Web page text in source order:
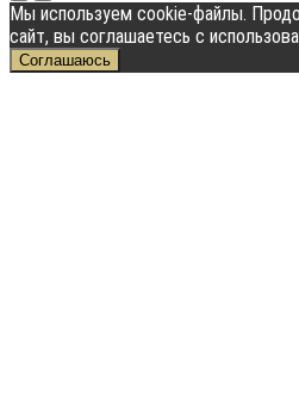
Мы используем cookie-файлы.
сайт, вы соглашаетесь с
Соглашаюсь